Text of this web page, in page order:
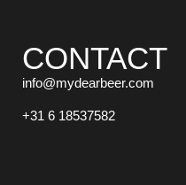
CONTACT
info@mydearbeer.com
+31 6 18537582